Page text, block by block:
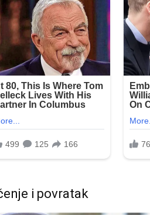
i povratak